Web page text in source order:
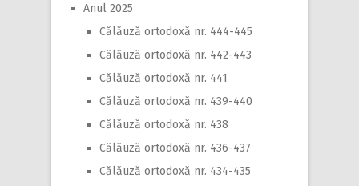
Anul 2025
Călăuză ortodoxă nr. 444-445
Călăuză ortodoxă nr. 442-443
Călăuză ortodoxă nr. 441
Călăuză ortodoxă nr. 439-440
Călăuză ortodoxă nr. 438
Călăuză ortodoxă nr. 436-437
Călăuză ortodoxă nr. 434-435